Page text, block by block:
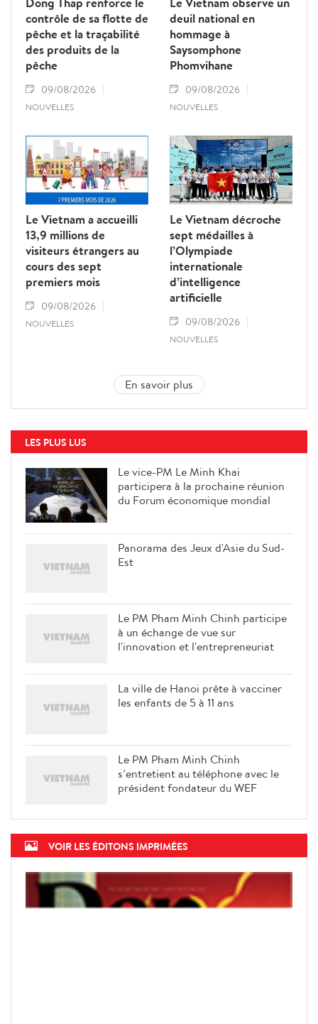
contrôle de sa flotte de
pêche et la traçabilité
des produits de la
pêche
09/08/2026
NOUVELLES
deuil national en
hommage à
Saysomphone
Phomvihane
09/08/2026
NOUVELLES
Le Vietnam a accueilli
13,9 millions de
visiteurs étrangers au
cours des sept
premiers mois
09/08/2026
NOUVELLES
Le Vietnam décroche
sept médailles à
l’Olympiade
internationale
d’intelligence
artificielle
09/08/2026
NOUVELLES
En savoir plus
LES PLUS LUS
Le vice-PM Le Minh Khai
participera à la prochaine réunion
du Forum économique mondial
Panorama des Jeux d'Asie du Sud-
Est
Le PM Pham Minh Chinh participe
à un échange de vue sur
l'innovation et l'entrepreneuriat
La ville de Hanoi prête à vacciner
les enfants de 5 à 11 ans
Le PM Pham Minh Chinh
s’entretient au téléphone avec le
président fondateur du WEF
VOIR LES ÉDITONS IMPRIMÉES